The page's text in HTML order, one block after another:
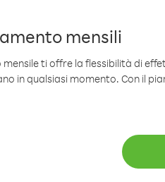
mensili
ti offre la flessibilità di
in qualsiasi momento. Con il